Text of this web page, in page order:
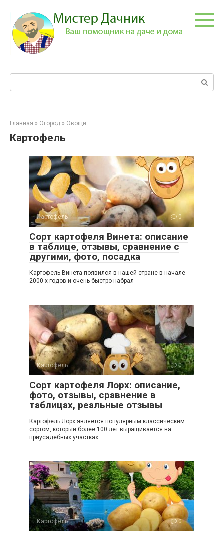
контенту
Главная » Огород » Овощи
Картофель
Картофель 0
Сорт картофеля Винета: описание
в таблице, отзывы, сравнение с
другими, фото, посадка
Картофель Винета появился в нашей стране в начале
2000-х годов и очень быстро набрал
Картофель 0
Сорт картофеля Лорх: описание,
фото, отзывы, сравнение в
таблицах, реальные отзывы
Картофель Лорх является популярным классическим
сортом, который более 100 лет выращивается на
приусадебных участках
Картофель 0